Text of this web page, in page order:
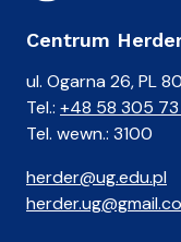
Centrum
ul. Ogarna 26, PL
Tel.: +48 58 305 73
Tel. wewn.: 3100
herder@ug.edu.pl